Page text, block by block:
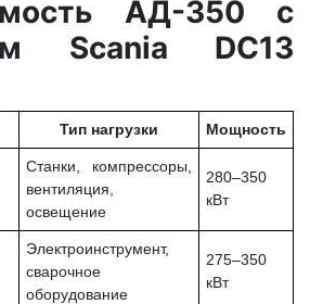
АД-350 с
Scania DC13
Тип нагрузки Мощность
Станки, компрессоры,
вентиляция,
освещение
280–350
кВт
Электроинструмент,
сварочное
оборудование
275–350
кВт